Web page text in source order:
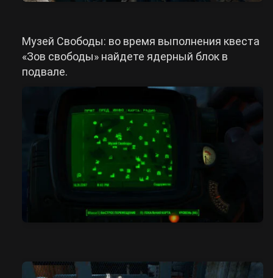
Музей Свободы: во время выполнения квеста
«Зов свободы» найдете ядерный блок в
подвале.